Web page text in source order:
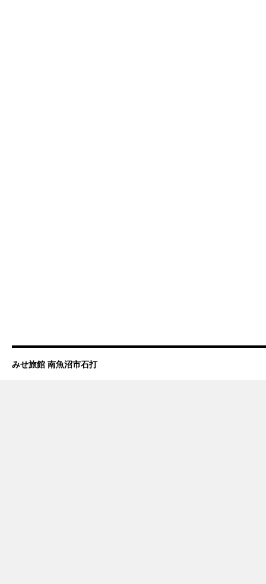
みせ旅館 南魚沼市石打